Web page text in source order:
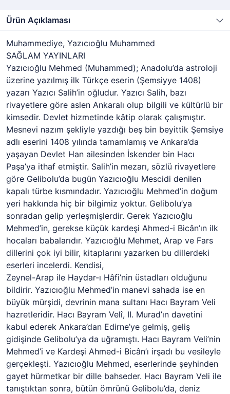
Ürün Açıklaması
Muhammediye, Yazıcıoğlu Muhammed
SAĞLAM YAYINLARI
Yazıcıoğlu Mehmed (Muhammed); Anadolu’da astroloji
üzerine yazılmış ilk Türkçe eserin (Şemsiyye 1408)
yazarı Yazıcı Salih’in oğludur. Yazıcı Salih, bazı
rivayetlere göre aslen Ankaralı olup bilgili ve kültürlü bir
kimsedir. Devlet hizmetinde kâtip olarak çalışmıştır.
Mesnevi nazım şekliyle yazdığı beş bin beyittik Şemsiye
adlı eserini 1408 yılında tamamlamış ve Ankara’da
yaşayan Devlet Han ailesinden İskender bin Hacı
Paşa’ya ithaf etmiştir. Salih’in mezarı, sözlü rivayetlere
göre Gelibolu’da bugün Yazıcıoğlu Mescidi denilen
kapalı türbe kısmındadır. Yazıcıoğlu Mehmed’in doğum
yeri hakkında hiç bir bilgimiz yoktur. Gelibolu’ya
sonradan gelip yerleşmişlerdir. Gerek Yazıcıoğlu
Mehmed’in, gerekse küçük kardeşi Ahmed-i Bicân’ın ilk
hocaları babalarıdır. Yazıcıoğlu Mehmet, Arap ve Fars
dillerini çok iyi bilir, kitaplarını yazarken bu dillerdeki
eserleri incelerdi. Kendisi,
Zeynel-Arap ile Haydar-ı Hâfi’nin üstadları olduğunu
bildirir. Yazıcıoğlu Mehmed’in manevi sahada ise en
büyük mürşidi, devrinin mana sultanı Hacı Bayram Veli
hazretleridir. Hacı Bayram Velî, II. Murad’ın davetini
kabul ederek Ankara’dan Edirne’ye gelmiş, geliş
gidişinde Gelibolu’ya da uğramıştı. Hacı Bayram Veli’nin
Mehmed’i ve Kardeşi Ahmed-i Bicân’ı irşadı bu vesileyle
gerçekleşti. Yazıcıoğlu Mehmed, eserlerinde şeyhinden
gayet hürmetkar bir dille bahseder. Hacı Bayram Veli ile
tanıştıktan sonra, bütün ömrünü Gelibolu’da, deniz